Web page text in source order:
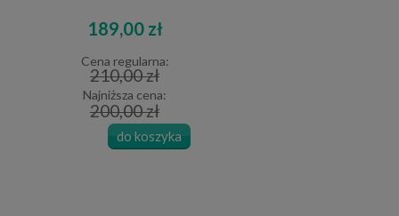
189,00 zł
Cena regularna:
210,00 zł
Najniższa cena:
200,00 zł
do koszyka